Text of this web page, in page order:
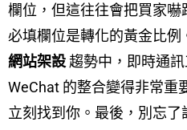
欄位，但這往往會把買家嚇
必填欄位是轉化的黃金比例
網站架設趨勢中，即時通
WeChat 的整合變得非常重
立刻找到你。最後，別忘